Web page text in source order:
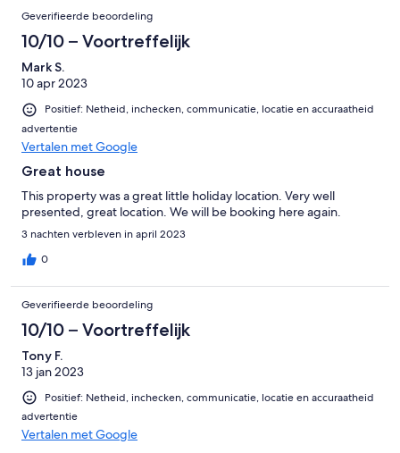
Geverifieerde beoordeling
10/10 – Voortreffelijk
Mark S.
10 apr 2023
Positief: Netheid, inchecken, communicatie, locatie en accuraatheid
advertentie
Vertalen met Google
Great house
This property was a great little holiday location. Very well
presented, great location. We will be booking here again.
3 nachten verbleven in april 2023
0
Geverifieerde beoordeling
10/10 – Voortreffelijk
Tony F.
13 jan 2023
Positief: Netheid, inchecken, communicatie, locatie en accuraatheid
advertentie
Vertalen met Google